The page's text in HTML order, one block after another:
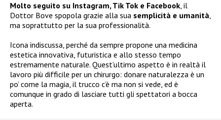
Molto seguito su Instagram, Tik Tok e Facebook, il
Dottor Bove spopola grazie alla sua semplicità e umanità,
ma soprattutto per la sua professionalità.
Icona indiscussa, perché da sempre propone una medicina
estetica innovativa, futuristica e allo stesso tempo
estremamente naturale. Quest’ultimo aspetto è in realtà il
lavoro più difficile per un chirurgo: donare naturalezza è un
po’ come la magia, il trucco c’è ma non si vede, ed è
comunque in grado di lasciare tutti gli spettatori a bocca
aperta.